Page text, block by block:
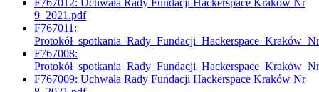
9_2021.pdf
F767011:
F767008:
F767009: Uchwała Rady Fundacji Hackerspace Kraków Nr